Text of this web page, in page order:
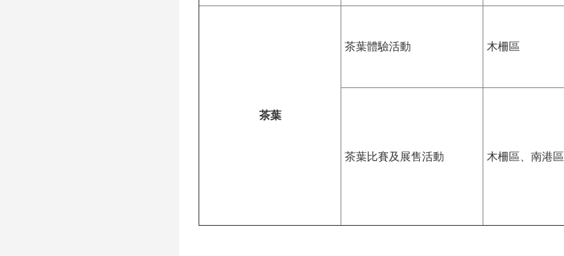
茶葉
茶葉體驗活動 木柵區
茶葉比賽及展售活動 木柵區、南港區